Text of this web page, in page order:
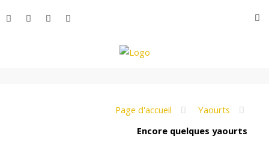
au
Page d'accueil
Yaourts
Encore quelques yaourts